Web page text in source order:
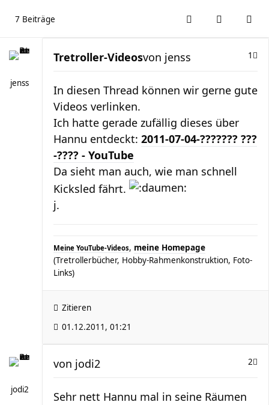
7 Beiträge
jenss
Tretroller-Videos 1
von jenss
In diesen Thread können wir gerne gute
Videos verlinken.
Ich hatte gerade zufällig dieses über
Hannu entdeckt: 2011-07-04-??????? ???
-???? - YouTube
Da sieht man auch, wie man schnell
Kicksled fährt.
j.
Meine YouTube-Videos, meine Homepage
(Tretrollerbücher, Hobby-Rahmenkonstruktion, Foto-
Links)
Zitieren
01.12.2011, 01:21
jodi2
2
von jodi2
Sehr nett Hannu mal in seine Räumen